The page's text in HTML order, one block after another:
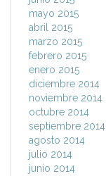
mayo 2015
abril 2015
marzo 2015
febrero 2015
enero 2015
diciembre 2014
noviembre 2014
octubre 2014
septiembre 2014
agosto 2014
julio 2014
junio 2014